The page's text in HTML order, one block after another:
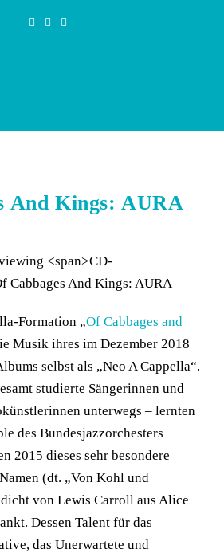
And Kings: AURA
Formation „Of Cabbages and
Musik ihres im Dezember 2018
selbst als „Neo A Cappella“.
studierte Sängerinnen und
unterwegs – lernten
des Bundesjazzorchesters
2015 dieses sehr besondere
(dt. „Von Kohl und
von Lewis Carroll aus Alice
Dessen Talent für das
das Unerwartete und